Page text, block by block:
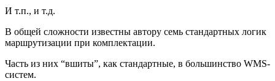
И т.п., и т.д.
В общей сложности известны автору семь стандартных логик
маршрутизации при комплектации.
Часть из них “вшиты”, как стандартные, в большинство WMS-
систем.